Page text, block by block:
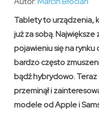
Tablety to urządzenia,
już za sobą.
pojawieniu się na
bardzo często
bądź hybrydowo.
przeminął i
modele od Apple i